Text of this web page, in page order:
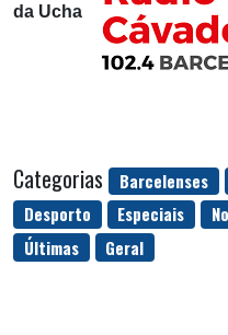
da Ucha
Categorias Barcelenses
Desporto
Especiais
Últimas
Geral